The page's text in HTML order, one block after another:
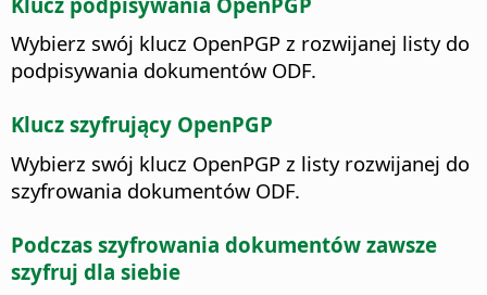
Wybierz swój klucz OpenPGP z rozwijanej listy do
podpisywania dokumentów ODF.
Klucz szyfrujący OpenPGP
Wybierz swój klucz OpenPGP z listy rozwijanej do
szyfrowania dokumentów ODF.
Podczas szyfrowania dokumentów zawsze
szyfruj dla siebie